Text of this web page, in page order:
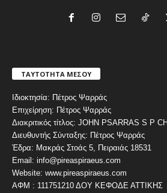
ΤΑΥΤΟΤΗΤΑ ΜΕΣΟΥ
Ιδιοκτησία: Πέτρος Ψαρράς
Επιχείρηση: Πέτρος Ψαρράς
Διακριτικός τίτλος: JOHN PSARRAS S P
Διευθυντής Σύνταξης: Πέτρος Ψαρράς
Έδρα: Μακράς Στοάς 5, Πειραιάς 18531
Email: info@pireaspiraeus.com
Website: www.pireaspiraeus.com
ΑΦΜ : 111751210 ΔΟΥ ΚΕΦΟΔΕ ΑΤΤΙΚΗΣ